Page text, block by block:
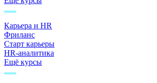
Карьера и HR
Фриланс
Старт карьеры
HR-аналитика
Ещё курсы